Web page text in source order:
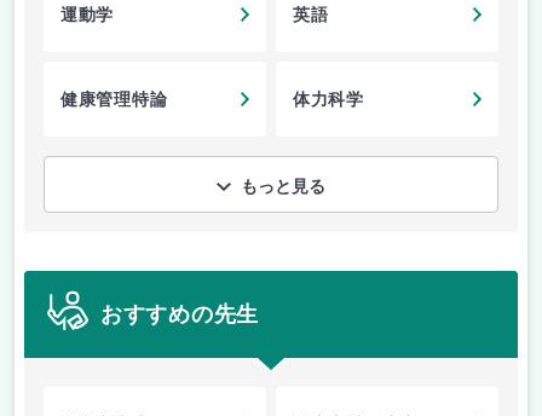
運動学 英語
健康管理特論 体力科学
もっと見る
おすすめの先生